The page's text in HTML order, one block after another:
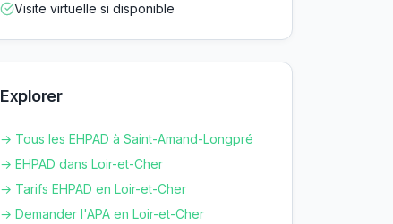
Visite virtuelle si disponible
Explorer
→ Tous les EHPAD à Saint-Amand-Longpré
→ EHPAD dans Loir-et-Cher
→ Tarifs EHPAD en Loir-et-Cher
→ Demander l'APA en Loir-et-Cher